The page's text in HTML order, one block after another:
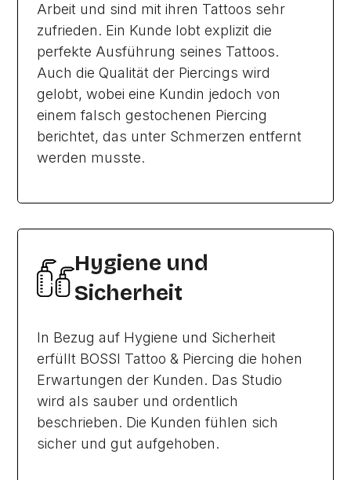
Arbeit und sind mit ihren Tattoos sehr
zufrieden. Ein Kunde lobt explizit die
perfekte Ausführung seines Tattoos.
Auch die Qualität der Piercings wird
gelobt, wobei eine Kundin jedoch von
einem falsch gestochenen Piercing
berichtet, das unter Schmerzen entfernt
werden musste.
Hygiene und
Sicherheit
In Bezug auf Hygiene und Sicherheit
erfüllt BOSSI Tattoo & Piercing die hohen
Erwartungen der Kunden. Das Studio
wird als sauber und ordentlich
beschrieben. Die Kunden fühlen sich
sicher und gut aufgehoben.